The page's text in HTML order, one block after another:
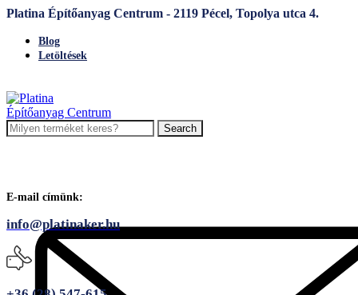
Platina Építőanyag Centrum - 2119 Pécel, Topolya utca 4.
Blog
Letöltések
Search
E-mail címünk:
info@platinaker.hu